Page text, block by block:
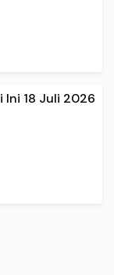
Ini 18 Juli 2026